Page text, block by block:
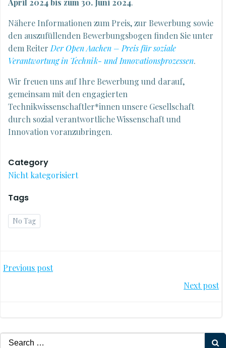
April 2024 bis zum 30. Juni 2024.
Nähere Informationen zum Preis, zur Bewerbung sowie
den auszufüllenden Bewerbungsbogen finden Sie unter
dem Reiter Der Open Aachen – Preis für soziale
Verantwortung in Technik- und Innovationsprozessen.
Wir freuen uns auf Ihre Bewerbung und darauf,
gemeinsam mit den engagierten
Technikwissenschaftler*innen unsere Gesellschaft
durch sozial verantwortliche Wissenschaft und
Innovation voranzubringen.
Category
Nicht kategorisiert
Tags
No Tag
Post
Previous post
Next post
Search